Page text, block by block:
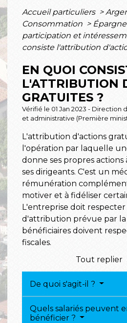
Accueil particuliers >
Consommation >
participation et
consiste l'attribution
EN QUOI
L'ATTRIBUTION
GRATUITES ?
Vérifié le 01 Jan 2023 - Direction
et administrative (Première
L'attribution d'actions
l'opération par laquelle
donne ses propres actions
ses dirigeants. C'est un
rémunération
motiver et à fidéliser
L'entreprise doit
d'attribution prévue par la
bénéficiaires doivent
fiscales.
Tout replier
De quoi s'agit-il ?
Quels salariés peuvent
bénéficier ?